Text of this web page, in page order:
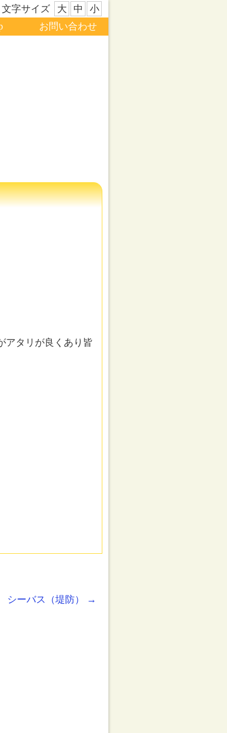
文字サイズ 小
中
大
お問い合わせ
アタリが良くあり皆
シーバス（堤防） →